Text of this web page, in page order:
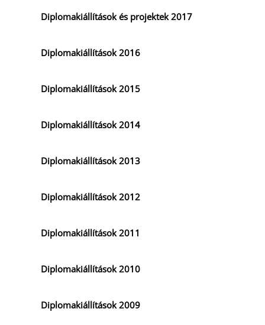
Diplomakiállítások és projektek 2017
Diplomakiállítások 2016
Diplomakiállítások 2015
Diplomakiállítások 2014
Diplomakiállítások 2013
Diplomakiállítások 2012
Diplomakiállítások 2011
Diplomakiállítások 2010
Diplomakiállítások 2009